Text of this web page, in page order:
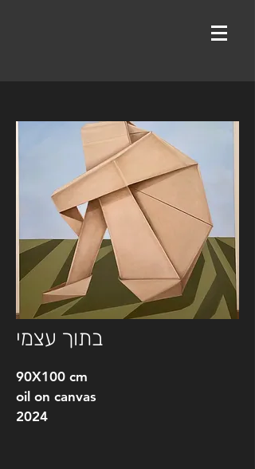
בתוך עצמי
90X100 cm
oil on canvas
2024